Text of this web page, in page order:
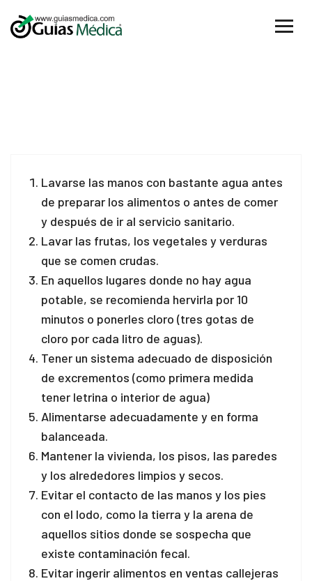
Jun
Lavarse las manos con bastante agua antes
de preparar los alimentos o antes de comer
y después de ir al servicio sanitario.
Lavar las frutas, los vegetales y verduras
que se comen crudas.
En aquellos lugares donde no hay agua
potable, se recomienda hervirla por 10
minutos o ponerles cloro (tres gotas de
cloro por cada litro de aguas).
Tener un sistema adecuado de disposición
de excrementos (como primera medida
tener letrina o interior de agua)
Alimentarse adecuadamente y en forma
balanceada.
Mantener la vivienda, los pisos, las paredes
y los alrededores limpios y secos.
Evitar el contacto de las manos y los pies
con el lodo, como la tierra y la arena de
aquellos sitios donde se sospecha que
existe contaminación fecal.
Evitar ingerir alimentos en ventas callejeras